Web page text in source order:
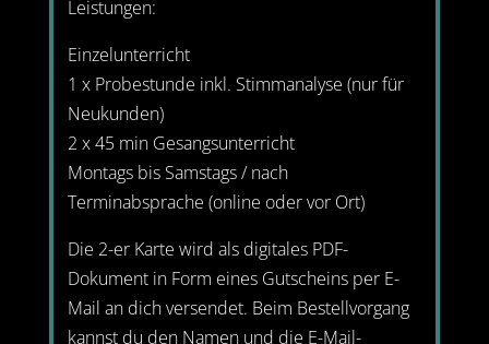
Leistungen:
Einzelunterricht
1 x Probestunde inkl. Stimmanalyse (nur für
Neukunden)
2 x 45 min Gesangsunterricht
Montags bis Samstags / nach
Terminabsprache (online oder vor Ort)
Die 2-er Karte wird als digitales PDF-
Dokument in Form eines Gutscheins per E-
Mail an dich versendet. Beim Bestellvorgang
kannst du den Namen und die E-Mail-